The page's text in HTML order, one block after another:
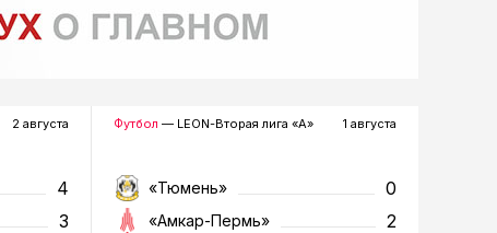
2 августа
4
3
Футбол — LEON-Вторая лига «А» 1 августа
«Тюмень» 0
«Амкар-Пермь» 2